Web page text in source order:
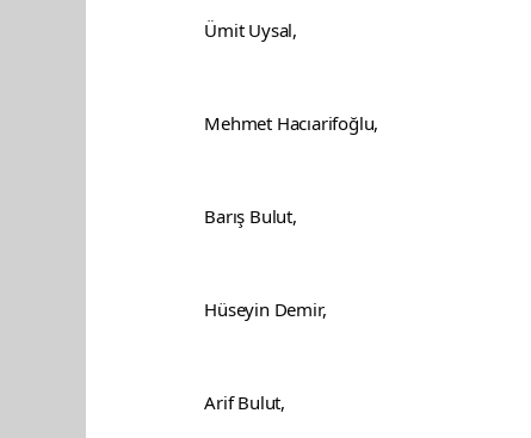
Ümit Uysal,
Mehmet Hacıarifoğlu,
Barış Bulut,
Hüseyin Demir,
Arif Bulut,